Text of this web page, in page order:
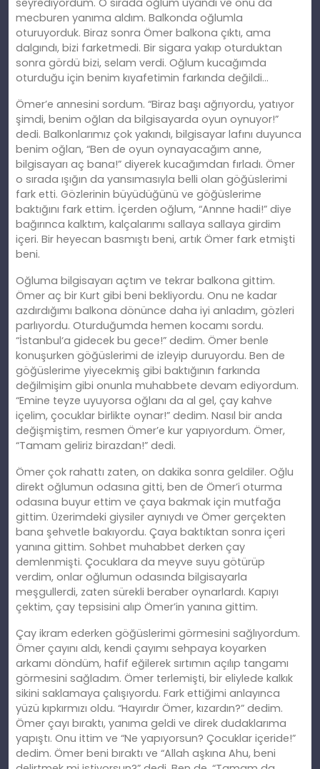
mecburen yanıma aldım. Balkonda oğlumla
oturuyorduk. Biraz sonra Ömer balkona çıktı, ama
dalgındı, bizi farketmedi. Bir sigara yakıp oturduktan
sonra gördü bizi, selam verdi. Oğlum kucağımda
oturduğu için benim kıyafetimin farkında değildi…
Ömer’e annesini sordum. “Biraz başı ağrıyordu, yatıyor
şimdi, benim oğlan da bilgisayarda oyun oynuyor!”
dedi. Balkonlarımız çok yakındı, bilgisayar lafını duyunca
benim oğlan, “Ben de oyun oynayacağım anne,
bilgisayarı aç bana!” diyerek kucağımdan fırladı. Ömer
o sırada ışığın da yansımasıyla belli olan göğüslerimi
fark etti. Gözlerinin büyüdüğünü ve göğüslerime
baktığını fark ettim. İçerden oğlum, “Annne hadi!” diye
bağırınca kalktım, kalçalarımı sallaya sallaya girdim
içeri. Bir heyecan basmıştı beni, artık Ömer fark etmişti
beni.
Oğluma bilgisayarı açtım ve tekrar balkona gittim.
Ömer aç bir Kurt gibi beni bekliyordu. Onu ne kadar
azdırdığımı balkona dönünce daha iyi anladım, gözleri
parlıyordu. Oturduğumda hemen kocamı sordu.
“İstanbul‘a gidecek bu gece!” dedim. Ömer benle
konuşurken göğüslerimi de izleyip duruyordu. Ben de
göğüslerime yiyecekmiş gibi baktığının farkında
değilmişim gibi onunla muhabbete devam ediyordum.
“Emine teyze uyuyorsa oğlanı da al gel, çay kahve
içelim, çocuklar birlikte oynar!” dedim. Nasıl bir anda
değişmiştim, resmen Ömer’e kur yapıyordum. Ömer,
“Tamam geliriz birazdan!” dedi.
Ömer çok rahattı zaten, on dakika sonra geldiler. Oğlu
direkt oğlumun odasına gitti, ben de Ömer’i oturma
odasına buyur ettim ve çaya bakmak için mutfağa
gittim. Üzerimdeki giysiler aynıydı ve Ömer gerçekten
bana şehvetle bakıyordu. Çaya baktıktan sonra içeri
yanına gittim. Sohbet muhabbet derken çay
demlenmişti. Çocuklara da meyve suyu götürüp
verdim, onlar oğlumun odasında bilgisayarla
meşgullerdi, zaten sürekli beraber oynarlardı. Kapıyı
çektim, çay tepsisini alıp Ömer’in yanına gittim.
Çay ikram ederken göğüslerimi görmesini sağlıyordum.
Ömer çayını aldı, kendi çayımı sehpaya koyarken
arkamı döndüm, hafif eğilerek sırtımın açılıp tangamı
görmesini sağladım. Ömer terlemişti, bir eliylede kalkık
sikini saklamaya çalışıyordu. Fark ettiğimi anlayınca
yüzü kıpkırmızı oldu. “Hayırdır Ömer, kızardın?” dedim.
Ömer çayı bıraktı, yanıma geldi ve direk dudaklarıma
yapıştı. Onu ittim ve “Ne yapıyorsun? Çocuklar içeride!”
dedim. Ömer beni bıraktı ve “Allah aşkına Ahu, beni